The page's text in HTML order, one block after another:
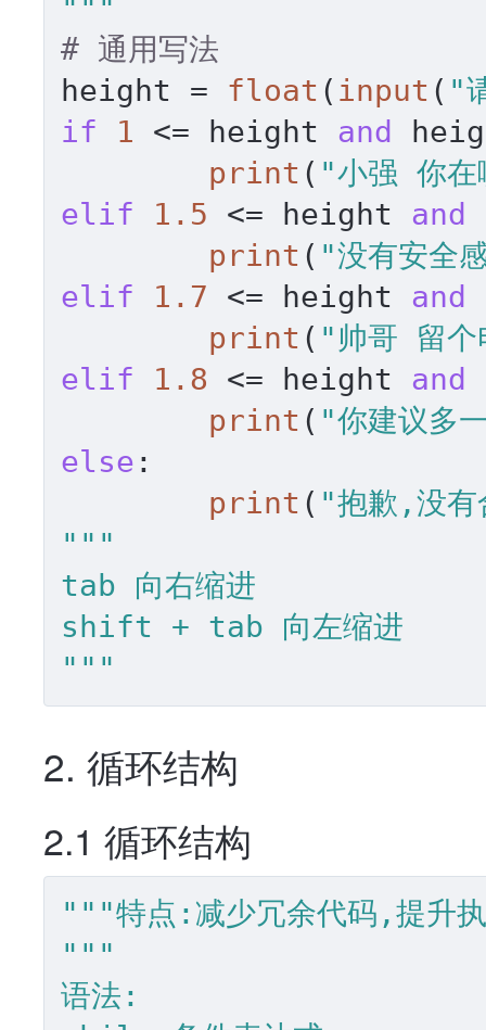
"""
# 通用写法
height = float ( input ( "
if
1 <= height and
print ( "小强 你
elif
1.5 <= height and
print ( "没有安全
elif
1.7 <= height and
print ( "帅哥 留
elif
1.8 <= height and
print ( "你建议多
else :
print ( "抱歉,没有
"""
tab 向右缩进
shift + tab 向左缩进
"""
2. 循环结构
2.1 循环结构
"""特点:减少冗余代码,提升
"""
语法: